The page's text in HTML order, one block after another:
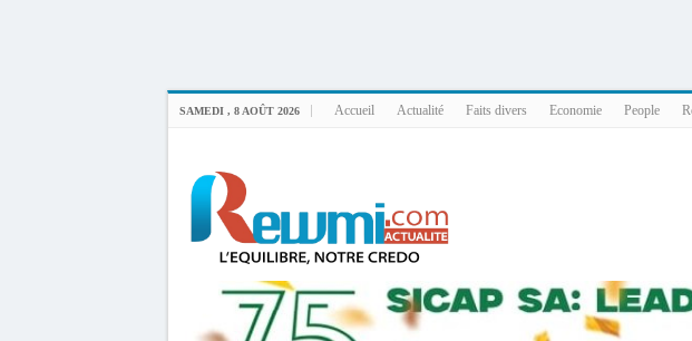
SAMEDI , 8 AOÛT 2026 Accueil Actualité Faits divers Economie People